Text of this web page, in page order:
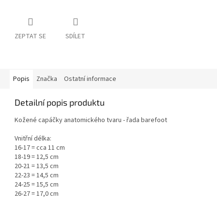
ZEPTAT SE SDÍLET
Popis Značka Ostatní informace
Detailní popis produktu
Kožené capáčky anatomického tvaru - řada barefoot
Vnitřní délka:
16-17 = cca 11 cm
18-19 = 12,5 cm
20-21 = 13,5 cm
22-23 = 14,5 cm
24-25 = 15,5 cm
26-27 = 17,0 cm